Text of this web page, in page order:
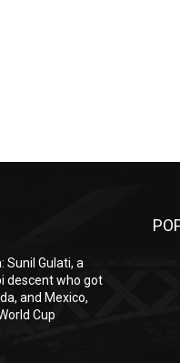
Sunil Gulati, a
descent who got
and Mexico,
Cup